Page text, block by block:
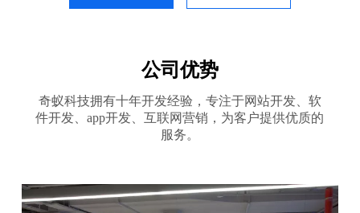
公司优势
奇蚁科技拥有十年开发经验，专注于网站开发、软
件开发、app开发、互联网营销，为客户提供优质的
服务。